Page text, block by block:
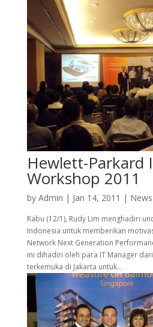
Hewlett-Parkard
Workshop 2011
by Admin | Jan 14, 2011 |
Rabu (12/1), Rudy Lim menghadiri
Indonesia untuk memberikan
Network Next Generation
ini dihadiri oleh para IT Manager
terkemuka di Jakarta untuk...